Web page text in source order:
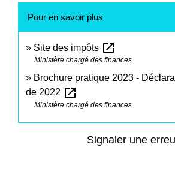
Pour en savoir plus
Site des impôts open_in_new
Ministère chargé des finances
Brochure pratique 2023 -
de 2022 open_in_new
Ministère chargé des finances
Signaler une